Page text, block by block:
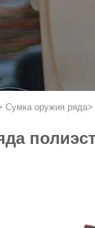
Сумка оружия ряда>